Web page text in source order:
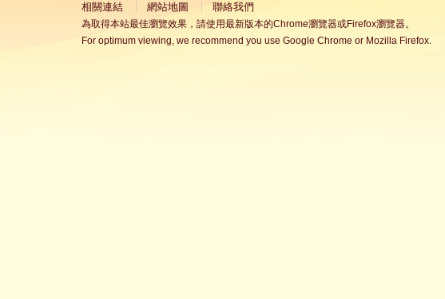
相關連結 網站地圖 聯絡我們
為取得本站最佳瀏覽效果，請使用最新版本的Chrome瀏覽器或Firefox瀏覽器。
For optimum viewing, we recommend you use Google Chrome or Mozilla Firefox.